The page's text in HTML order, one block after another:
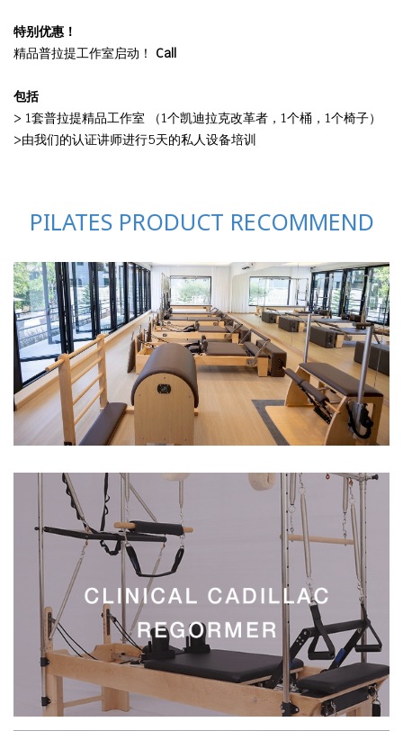
特别优惠！
精品普拉提工作室启动！ Call
包括
> 1套普拉提精品工作室 （1个凯迪拉克改革者，1个桶，1个椅子）
>由我们的认证讲师进行5天的私人设备培训
PILATES PRODUCT RECOMMEND